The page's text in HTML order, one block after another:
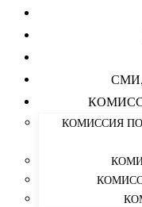
КОМИССИЯ